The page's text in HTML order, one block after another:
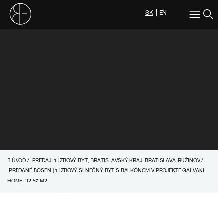
SK EN
ÚVOD / PREDAJ, 1 IZBOVÝ BYT, BRATISLAVSKÝ KRAJ, BRATISLAVA-RUŽINOV /
PREDANÉ BOSEN | 1 IZBOVÝ SLNEČNÝ BYT S BALKÓNOM V PROJEKTE GALVANI
HOME, 32.57 M2